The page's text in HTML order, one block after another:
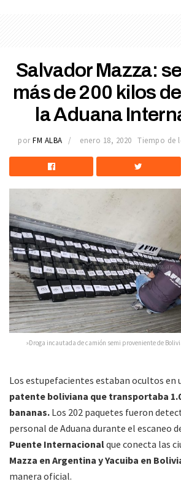
Salvador Mazza:
más de 200 kilos
la Aduana
por FM ALBA enero 18, 2020 Tiempo de
»Droga incautada de camión semi proveniente de
Los estupefacientes estaban ocultos en
patente boliviana que transportaba
bananas. Los 202 paquetes fueron
personal de Aduana durante el escaneo
Puente Internacionalque conecta las
Mazza en Argentina y Yacuiba en
manera oficial.